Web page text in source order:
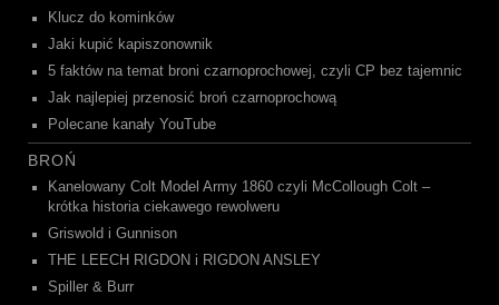
Klucz do kominków
Jaki kupić kapiszonownik
5 faktów na temat broni czarnoprochowej, czyli CP bez tajemnic
Jak najlepiej przenosić broń czarnoprochową
Polecane kanały YouTube
BROŃ
Kanelowany Colt Model Army 1860 czyli McCollough Colt –
krótka historia ciekawego rewolweru
Griswold i Gunnison
THE LEECH RIGDON i RIGDON ANSLEY
Spiller & Burr